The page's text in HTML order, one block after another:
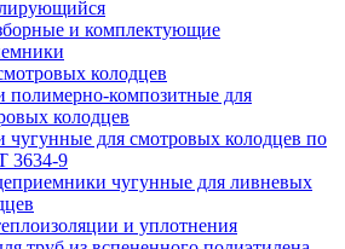
и комплектующие
колодцев
композитные для
колодцев
для смотровых колодцев по
3634-9
чугунные для ливневых
и уплотнения